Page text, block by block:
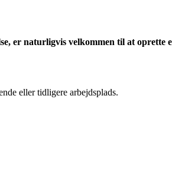
er naturligvis velkommen til at oprette
eller tidligere arbejdsplads.